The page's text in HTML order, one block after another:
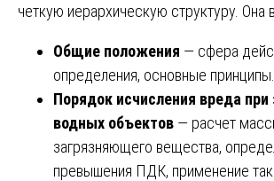
четкую иерархическую структуру. Она
Общие положения — сфера
определения, основные принципы.
Порядок исчисления вреда при
водных объектов — расчет
загрязняющего вещества,
превышения ПДК, применение